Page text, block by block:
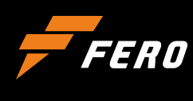
para
conteúdo